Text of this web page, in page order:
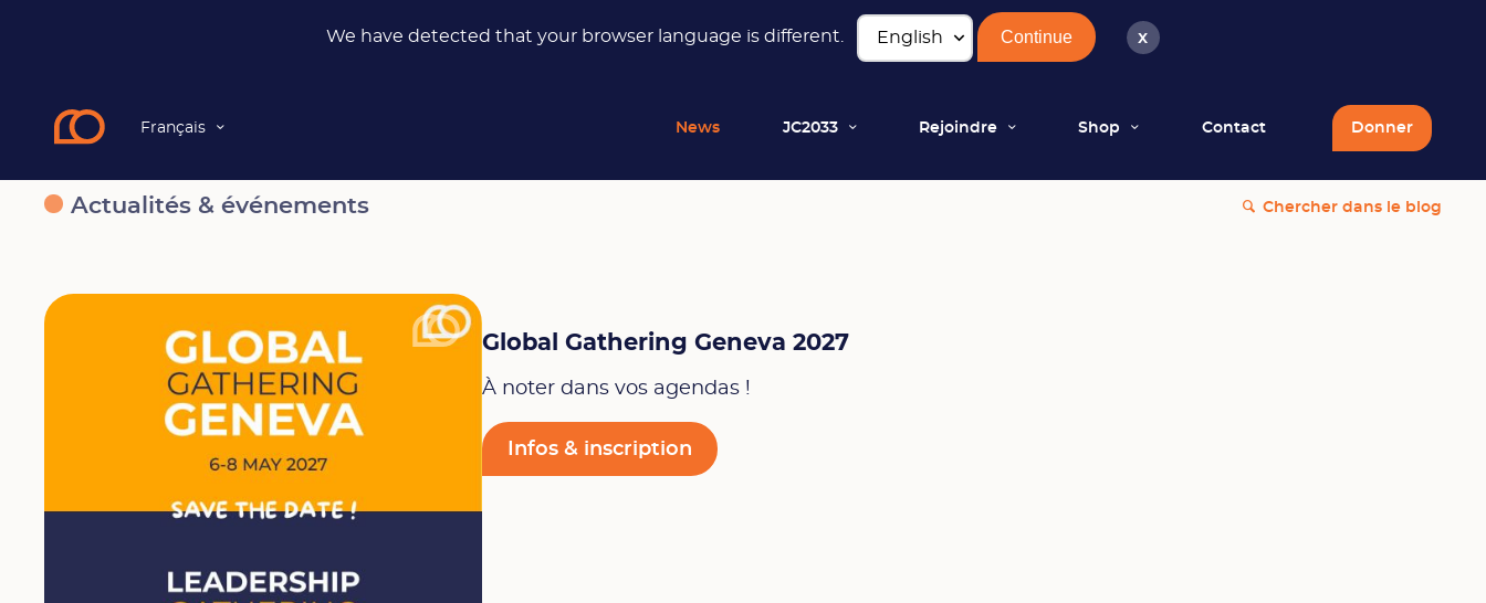
We have detected that your browser language is different. Continue x
Français News JC2033 Rejoindre Shop Contact Donner
News
Actualités & événements Chercher dans le blog
Global Gathering Geneva 2027
À noter dans vos agendas !
Infos & inscription